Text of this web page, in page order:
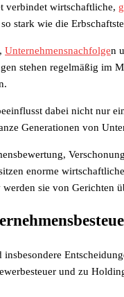
verbindet wirtschaftliche,
stark wie die
Unternehmensnachfolgen
stehen regelmäßig im
dabei nicht nur
Generationen von
enorme
sie von Gerichten
insbesondere
und zu